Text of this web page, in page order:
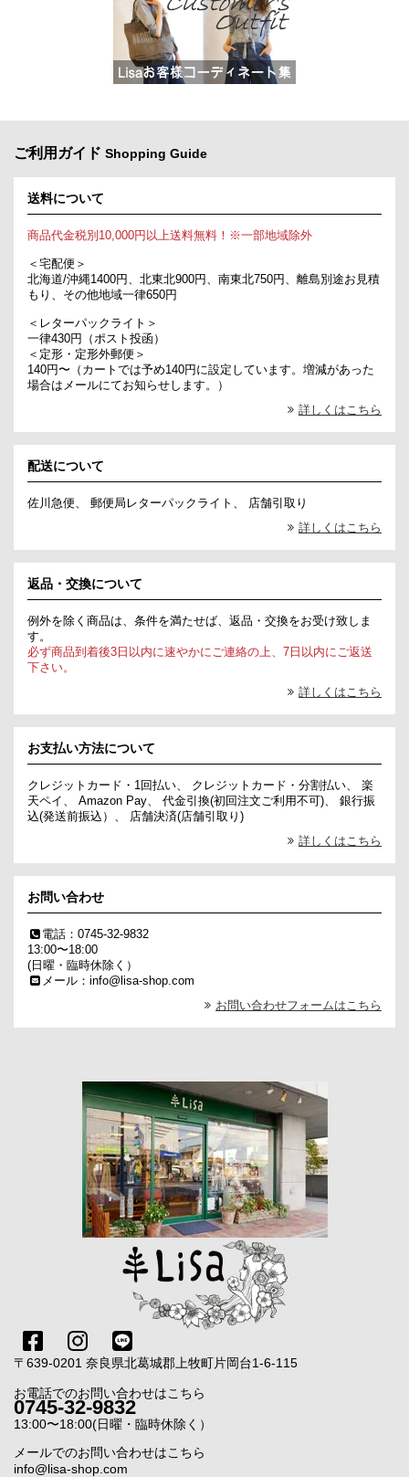
ご利用ガイド Shopping Guide
送料について
商品代金税別10,000円以上送料無料！※一部地域除外
＜宅配便＞
北海道/沖縄1400円、北東北900円、南東北750円、離島別途お見積
もり、その他地域一律650円
＜レターパックライト＞
一律430円（ポスト投函）
＜定形・定形外郵便＞
140円〜（カートでは予め140円に設定しています。増減があった
場合はメールにてお知らせします。）
詳しくはこちら
配送について
佐川急便、 郵便局レターパックライト、 店舗引取り
詳しくはこちら
返品・交換について
例外を除く商品は、条件を満たせば、返品・交換をお受け致しま
す。
必ず商品到着後3日以内に速やかにご連絡の上、7日以内にご返送
下さい。
詳しくはこちら
お支払い方法について
クレジットカード・1回払い、 クレジットカード・分割払い、 楽
天ペイ、 Amazon Pay、 代金引換(初回注文ご利用不可)、 銀行振
込(発送前振込）、 店舗決済(店舗引取り)
詳しくはこちら
お問い合わせ
電話：0745-32-9832
13:00〜18:00
(日曜・臨時休除く）
メール：info@lisa-shop.com
お問い合わせフォームはこちら
〒639-0201 奈良県北葛城郡上牧町片岡台1-6-115
お電話でのお問い合わせはこちら
0745-32-9832
13:00〜18:00(日曜・臨時休除く）
メールでのお問い合わせはこちら
info@lisa-shop.com